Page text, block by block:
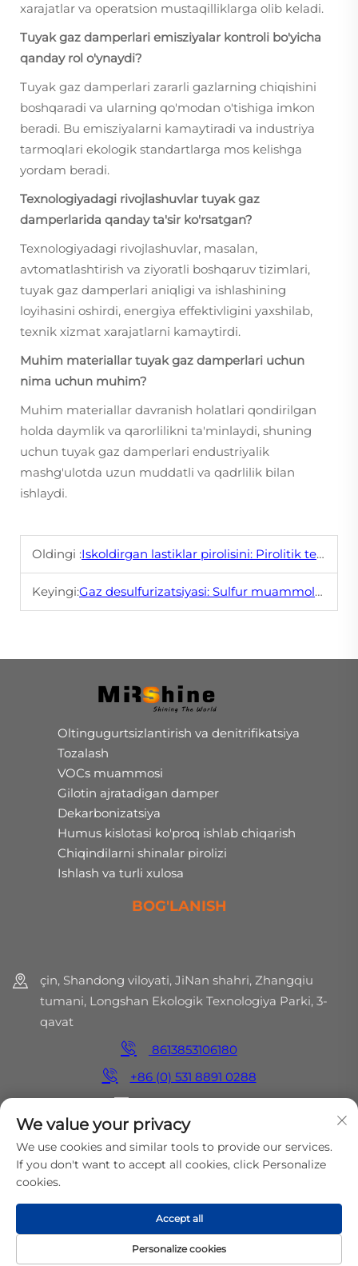
xarajatlar va operatsion mustaqilliklarga olib keladi.
Tuyak gaz damperlari emisziyalar kontroli bo'yicha
qanday rol o'ynaydi?
Tuyak gaz damperlari zararli gazlarning chiqishini
boshqaradi va ularning qo'modan o'tishiga imkon
beradi. Bu emisziyalarni kamaytiradi va industriya
tarmoqlari ekologik standartlarga mos kelishga
yordam beradi.
Texnologiyadagi rivojlashuvlar tuyak gaz
damperlarida qanday ta'sir ko'rsatgan?
Texnologiyadagi rivojlashuvlar, masalan,
avtomatlashtirish va ziyoratli boshqaruv tizimlari,
tuyak gaz damperlari aniqligi va ishlashining
loyihasini oshirdi, energiya effektivligini yaxshilab,
texnik xizmat xarajatlarni kamaytirdi.
Muhim materiallar tuyak gaz damperlari uchun
nima uchun muhim?
Muhim materiallar davranish holatlari qondirilgan
holda daymlik va qarorlilikni ta'minlaydi, shuning
uchun tuyak gaz damperlari endustriyalik
mashg'ulotda uzun muddatli va qadrlilik bilan
ishlaydi.
Oldingi :Iskoldirgan lastiklar pirolisini: Pirolitik texnologiya oʻynayotgan oʻyinni qanday oʻzgartirib turadi
Keyingi:Gaz desulfurizatsiyasi: Sulfur muammolarini imkoniyatlarga aylantirish
Oltingugurtsizlantirish va denitrifikatsiya
Tozalash
VOCs muammosi
Gilotin ajratadigan damper
Dekarbonizatsiya
Humus kislotasi ko'proq ishlab chiqarish
Chiqindilarni shinalar pirolizi
Ishlash va turli xulosa
BOG'LANISH
çin, Shandong viloyati, JiNan shahri, Zhangqiu
tumani, Longshan Ekologik Texnologiya Parki, 3-
qavat
8613853106180
+86 (0) 531 8891 0288
[email protected]
Huquqlar hammasi saqlangan © 2025 MirShine
Environmental Protection Technology Co., Ltd.
siyosati
We value your privacy
We use cookies and similar tools to provide our services.
If you don't want to accept all cookies, click Personalize
cookies.
Personalize cookies
Accept all